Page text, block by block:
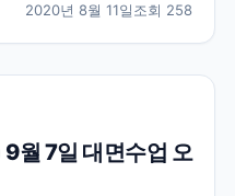
서 먼저 수강하는 것으
십니다. 온라인 수업은
2020년 8월 11일조회 258
월 7일 대면수업 오